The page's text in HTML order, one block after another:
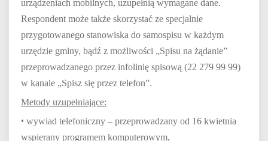
urządzeniach mobilnych, uzupełnią wymagane dane.
Respondent może także skorzystać ze specjalnie
przygotowanego stanowiska do samospisu w każdym
urzędzie gminy, bądź z możliwości „Spisu na żądanie”
przeprowadzanego przez infolinię spisową (22 279 99 99)
w kanale „Spisz się przez telefon”.
Metody uzupełniające:
• wywiad telefoniczny – przeprowadzany od 16 kwietnia
wspierany programem komputerowym,